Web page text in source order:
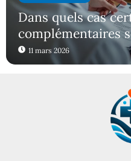
Dans quels cas
complémentaires
11 mars 2026